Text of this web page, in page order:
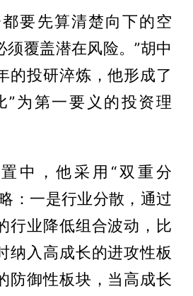
要先算清楚向下的空
须覆盖潜在风险。”胡中
的投研淬炼，他形成了
”为第一要义的投资理
中，他采用“双重分
：一是行业分散，通过
行业降低组合波动，比
纳入高成长的进攻性板
防御性板块，当高成长